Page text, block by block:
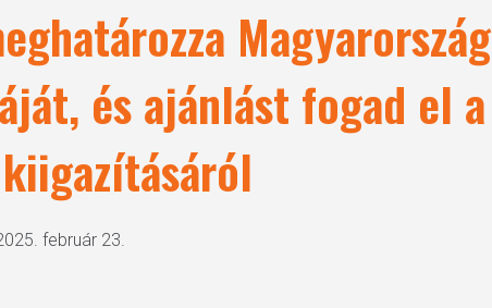
Magyarország
és ajánlást fogad el a
február 23.